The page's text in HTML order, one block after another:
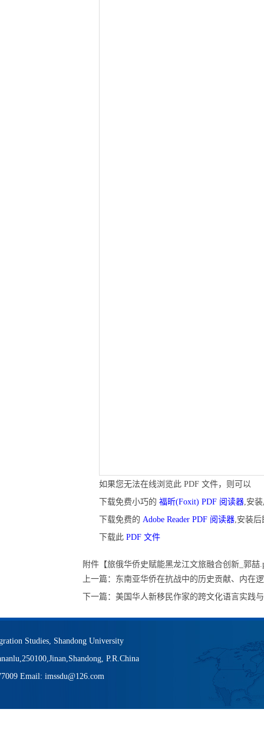
如果您无法在线浏览此 PDF 文件，则可以
下载免费小巧的 福昕(Foxit) PDF 阅读器,安
下载免费的 Adobe Reader PDF 阅读器,安装
下载此 PDF 文件
附件【旅俄华侨史赋能黑龙江文旅融合创新_郭喆
上一篇： 东南亚华侨在抗战中的历史贡献、内
下一篇： 美国华人新移民作家的跨文化语言实践
Studies, Shandong University
P.R.China
Email: imssdu@126.com